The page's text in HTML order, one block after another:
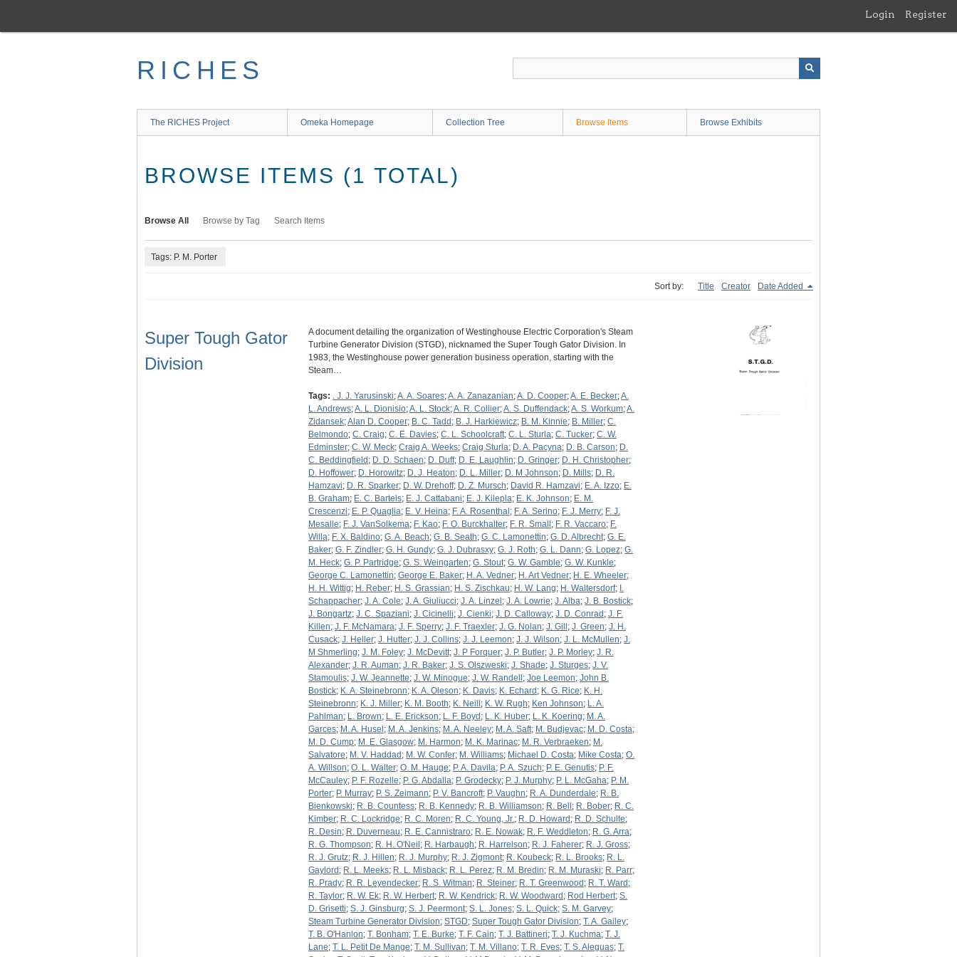
main
Login Register
RICHES
The RICHES Project Omeka Homepage Collection Tree Browse Items Browse Exhibits
BROWSE ITEMS (1 TOTAL)
Browse All Browse by Tag Search Items
Tags: P. M. Porter
Sort by: Title Creator Date Added
Super Tough Gator
Division
A document detailing the organization of Westinghouse Electric Corporation's Steam
Turbine Generator Division (STGD), nicknamed the Super Tough Gator Division. In
1983, the Westinghouse power generation business operation, starting with the
Steam…
Tags: . J. J. Yarusinski;A. A. Soares;A. A. Zanazanian;A. D. Cooper;A. E. Becker;A.
L. Andrews;A. L. Dionisio;A. L. Stock;A. R. Collier;A. S. Duffendack;A. S. Workum;A.
Zidansek;Alan D. Cooper; B. C. Tadd ; B. J. Harkiewicz; B. M. Kinnie; B. Miller; C.
Belmondo; C. Craig; C. E. Davies; C. L. Schoolcraft; C. L. Sturla; C. Tucker; C. W.
Edminster; C. W. Meck; Craig A. Weeks; Craig Sturla; D. A. Pacyna; D. B. Carson; D.
C. Beddingfield ; D. D. Schaen; D. Duff; D. E. Laughlin; D. Gringer; D. H. Christopher;
D. Hoffower; D. Horowitz; D. J. Heaton; D. L. Miller; D. M Johnson; D. Mills; D. R.
Hamzavi; D. R. Sparker; D. W. Drehoff; D. Z. Mursch; David R. Hamzavi; E. A. Izzo; E.
B. Graham; E. C. Bartels; E. J. Cattabani; E. J. Kilepla; E. K. Johnson; E. M.
Crescenzi; E. P. Quaglia; E. V. Heina; F. A. Rosenthal ; F. A. Serino; F. J. Merry; F. J.
Mesalle; F. J. VanSolkema; F. Kao; F. O. Burckhalter; F. R. Small ; F. R. Vaccaro; F.
Willa; F. X. Baldino; G. A. Beach; G. B. Seath; G. C. Lamonettin; G. D. Albrecht; G. E.
Baker; G. F. Zindler; G. H. Gundy; G. J. Dubrasxy; G. J. Roth; G. L. Dann; G. Lopez; G.
M. Heck; G. P. Partridge; G. S. Weingarten; G. Stout; G. W. Gamble; G. W. Kunkle;
George C. Lamonettin; George E. Baker; H. A. Vedner; H. Art Vedner; H. E. Wheeler;
H. H. Wittig; H. Reber; H. S. Grassian; H. S. Zischkau; H. W. Lang; H. Waltersdorf; I.
Schappacher; J. A. Cole; J. A. Giuliucci; J. A. Linzel ; J. A. Lowrie; J. Alba; J. B. Bostick;
J. Bongartz; J. C. Spaziani; J. Cicinelli; J. Cienki; J. D. Calloway; J. D. Conrad ; J. F.
Killen; J. F. McNamara; J. F. Sperry; J. F. Traexler; J. G. Nolan; J. Gill ; J. Green; J. H.
Cusack; J. Heller; J. Hutter; J. J. Collins; J. J. Leemon; J. J. Wilson; J. L. McMullen; J.
M Shmerling; J. M. Foley; J. McDevitt; J. P Forquer; J. P. Butler; J. P. Morley; J. R.
Alexander; J. R. Auman; J. R. Baker; J. S. Olszweski; J. Shade; J. Sturges; J. V.
Stamoulis; J. W. Jeannette; J. W. Minogue; J. W. Randell ; Joe Leemon; John B.
Bostick; K. A. Steinebronn; K. A. Oleson; K. Davis; K. Echard ; K. G. Rice; K. H.
Steinebronn; K. J. Miller; K. M. Booth; K. Neill ; K. W. Rugh; Ken Johnson; L. A.
Pahlman; L. Brown; L. E. Erickson; L. F. Boyd ; L. K. Huber; L. K. Koering; M. A.
Garces; M. A. Husel ; M. A. Jenkins; M. A. Neeley; M. A. Saft; M. Budjevac; M. D. Costa;
M. D. Cump; M. E. Glasgow; M. Harmon; M. K. Marinac; M. R. Verbraeken; M.
Salvatore; M. V. Haddad ; M. W. Confer; M. Williams; Michael D. Costa; Mike Costa; O.
A. Willson; O. L. Walter; O. M. Hauge; P. A. Davila; P. A. Szuch; P. E. Genutis; P. F.
McCauley; P. F. Rozelle; P. G. Abdalla; P. Grodecky; P. J. Murphy; P. L. McGaha; P. M.
Porter; P. Murray; P. S. Zeimann; P. V. Bancroft; P. Vaughn; R. A. Dunderdale; R. B.
Bienkowski; R. B. Countess; R. B. Kennedy; R. B. Williamson; R. Bell ; R. Bober; R. C.
Kimber; R. C. Lockridge; R. C. Moren; R. C. Young, Jr.; R. D. Howard ; R. D. Schulte;
R. Desin; R. Duverneau; R. E. Cannistraro; R. E. Nowak; R. F. Weddleton; R. G. Arra;
R. G. Thompson; R. H. O'Neil ; R. Harbaugh; R. Harrelson; R. J. Faherer; R. J. Gross;
R. J. Grutz; R. J. Hillen; R. J. Murphy; R. J. Zigmont; R. Koubeck; R. L. Brooks; R. L.
Gaylord ; R. L. Meeks; R. L. Misback; R. L. Perez; R. M. Bredin; R. M. Muraski; R. Parr;
R. Prady; R. R. Leyendecker; R. S. Witman; R. Steiner; R. T. Greenwood ; R. T. Ward ;
R. Taylor; R. W. Ek; R. W. Herbert; R. W. Kendrick; R. W. Woodward ; Rod Herbert; S.
D. Grisetti; S. J. Ginsburg; S. J. Peermont; S. L. Jones; S. L. Quick; S. M. Garvey;
Steam Turbine Generator Division; STGD; Super Tough Gator Division; T. A. Gailey;
T. B. O'Hanlon; T. Bonham; T. E. Burke; T. F. Cain; T. J. Battineri; T. J. Kuchma; T. J.
Lane; T. L. Petit De Mange; T. M. Sullivan; T. M. Villano; T. R. Eves; T. S. Aleguas; T.